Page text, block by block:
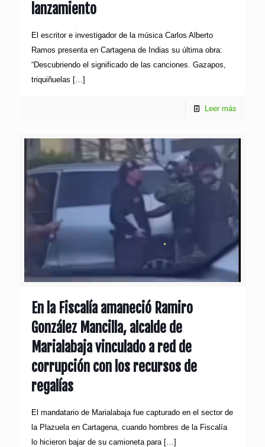
lanzamiento
El escritor e investigador de la música Carlos Alberto
Ramos presenta en Cartagena de Indias su última obra:
“Descubriendo el significado de las canciones. Gazapos,
triquiñuelas […]
Leer más
En la Fiscalía amaneció Ramiro
González Mancilla, alcalde de
Marialabaja vinculado a red de
corrupción con los recursos de
regalías
El mandatario de Marialabaja fue capturado en el sector de
la Plazuela en Cartagena, cuando hombres de la Fiscalía
lo hicieron bajar de su camioneta para […]